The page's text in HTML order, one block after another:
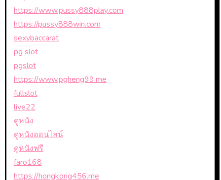
https://www.pussy888play.com
https://pussy888win.com
sexybaccarat
pg slot
pgslot
https://www.pgheng99.me
fullslot
live22
ดูหนัง
ดูหนังออนไลน์
ดูหนังฟรี
faro168
https://hongkong456.me